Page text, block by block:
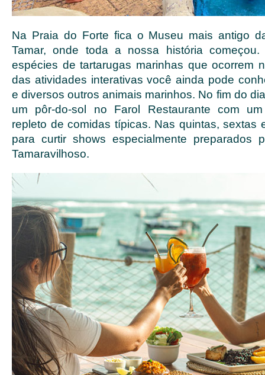
Na Praia do Forte fica o Museu mais antigo
Tamar, onde toda a nossa história
espécies de tartarugas marinhas que ocorrem
das atividades interativas você ainda pode
e diversos outros animais marinhos. No fim do
um pôr-do-sol no Farol Restaurante com
repleto de comidas típicas. Nas quintas, sextas
para curtir shows especialmente preparados
Tamaravilhoso.